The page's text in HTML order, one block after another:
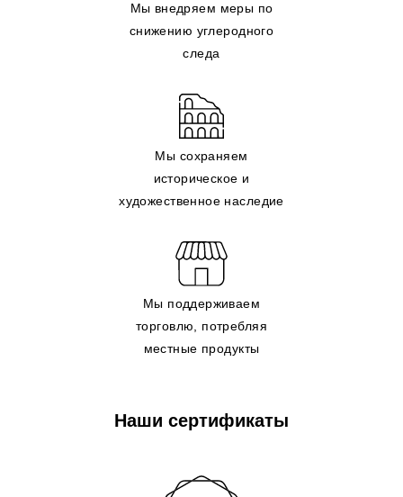
Мы внедряем меры по
снижению углеродного
следа
Мы сохраняем
историческое и
художественное наследие
Мы поддерживаем
торговлю, потребляя
местные продукты
Наши сертификаты